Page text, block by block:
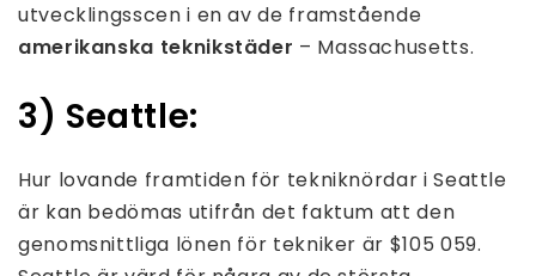
utvecklingsscen i en av de framstående
amerikanska teknikstäder – Massachusetts.
3) Seattle:
Hur lovande framtiden för tekniknördar i Seattle
är kan bedömas utifrån det faktum att den
genomsnittliga lönen för tekniker är $105 059.